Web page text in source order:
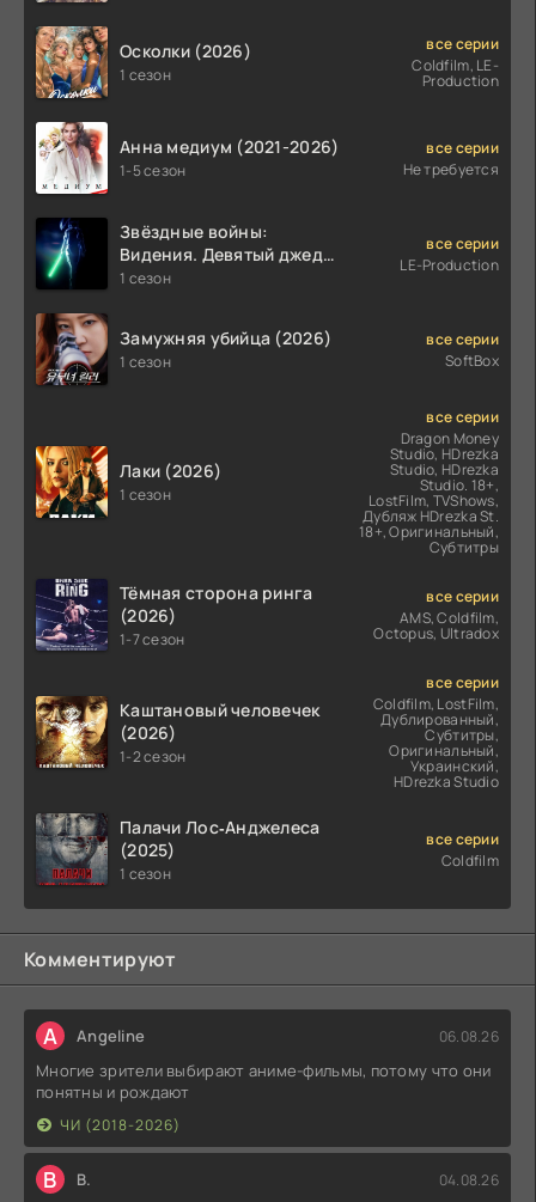
Осколки (2026)
1 сезон
все серии
Coldfilm, LE-
Production
Анна медиум (2021-2026)
1-5 сезон
все серии
Не требуется
Звёздные войны:
Видения. Девятый джедай
(2026)
1 сезон
все серии
LE-Production
Замужняя убийца (2026)
1 сезон
все серии
SoftBox
Лаки (2026)
1 сезон
все серии
Dragon Money
Studio, HDrezka
Studio, HDrezka
Studio. 18+,
LostFilm, TVShows,
Дубляж HDrezka St.
18+, Оригинальный,
Субтитры
Тёмная сторона ринга
(2026)
1-7 сезон
все серии
AMS, Coldfilm,
Octopus, Ultradox
Каштановый человечек
(2026)
1-2 сезон
все серии
Coldfilm, LostFilm,
Дублированный,
Субтитры,
Оригинальный,
Украинский,
HDrezka Studio
Палачи Лос‑Анджелеса
(2025)
1 сезон
все серии
Coldfilm
Комментируют
A Angeline 06.08.26
Многие зрители выбирают аниме-фильмы, потому что они
понятны и рождают
ЧИ (2018-2026)
В В. 04.08.26